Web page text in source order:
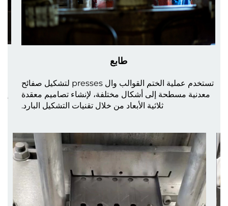
طابع
تستخدم عملية الختم القوالب وال presses لتشكيل صفائح
معدنية مسطحة إلى أشكال مختلفة، لإنشاء تصاميم معقدة
ثلاثية الأبعاد من خلال تقنيات التشكيل البارد.